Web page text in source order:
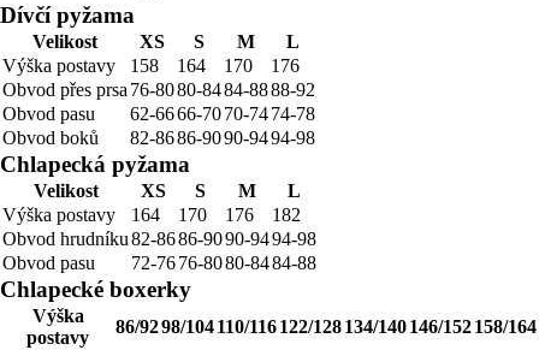
Dívčí pyžama
Velikost XS S M
L
Výška postavy
158 164 170
176
Obvod přes prsa 76-8080-8484-8888-92
Obvod pasu
62-6666-7070-7474-78
Obvod boků
82-8686-9090-9494-98
Chlapecká pyžama
Velikost XS S M
L
Výška postavy
164 170 176
182
Obvod hrudníku82-8686-9090-9494-98
Obvod pasu
72-7676-8080-8484-88
Chlapecké boxerky
Výška
postavy
86/9298/104110/116122/128134/140146/152158/164